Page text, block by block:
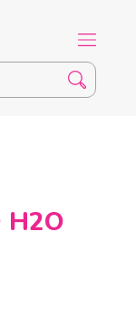
H2O